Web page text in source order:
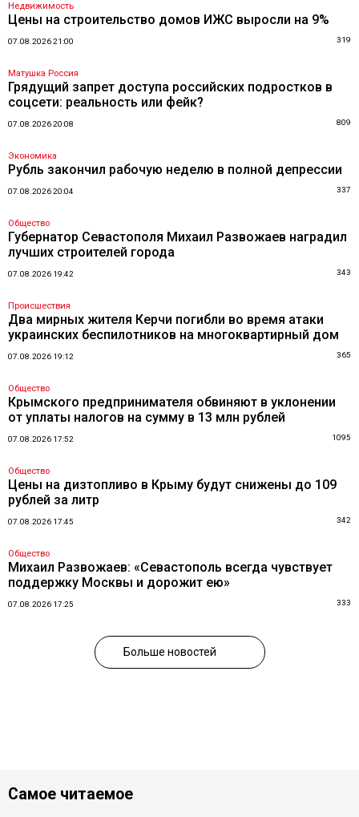
Недвижимость
Цены на строительство домов ИЖС выросли на 9%
07.08.2026 21:00 319
Матушка Россия
Грядущий запрет доступа российских подростков в
соцсети: реальность или фейк?
07.08.2026 20:08 809
Экономика
Рубль закончил рабочую неделю в полной депрессии
07.08.2026 20:04 337
Общество
Губернатор Севастополя Михаил Развожаев наградил
лучших строителей города
07.08.2026 19:42 343
Происшествия
Два мирных жителя Керчи погибли во время атаки
украинских беспилотников на многоквартирный дом
07.08.2026 19:12 365
Общество
Крымского предпринимателя обвиняют в уклонении
от уплаты налогов на сумму в 13 млн рублей
07.08.2026 17:52 1095
Общество
Цены на дизтопливо в Крыму будут снижены до 109
рублей за литр
07.08.2026 17:45 342
Общество
Михаил Развожаев: «Севастополь всегда чувствует
поддержку Москвы и дорожит ею»
07.08.2026 17:25 333
Больше новостей
Самое читаемое